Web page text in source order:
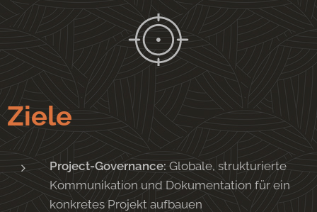
Ziele
Project-Governance: Globale, strukturierte
Kommunikation und Dokumentation für ein
konkretes Projekt aufbauen